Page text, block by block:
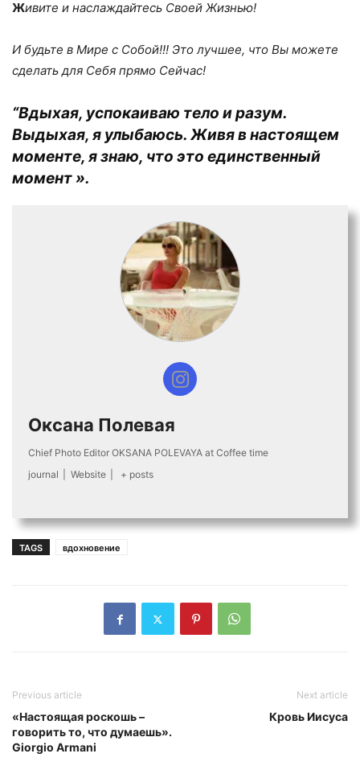
Живите и наслаждайтесь Своей Жизнью!
И будьте в Мире с Собой!!! Это лучшее, что Вы можете
сделать для Себя прямо Сейчас!
“Вдыхая, успокаиваю тело и разум.
Выдыхая, я улыбаюсь. Живя в настоящем
моменте, я знаю, что это единственный
момент ».
Оксана Полевая
Chief Photo Editor OKSANA POLEVAYA at Coffee time
journal
Website + posts
TAGS вдохновение
Previous article
«Настоящая роскошь –
говорить то, что думаешь».
Giorgio Armani
Next article
Кровь Иисуса